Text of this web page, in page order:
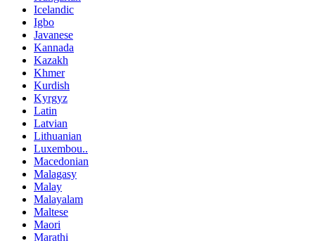
Icelandic
Igbo
Javanese
Kannada
Kazakh
Khmer
Kurdish
Kyrgyz
Latin
Latvian
Lithuanian
Luxembou..
Macedonian
Malagasy
Malay
Malayalam
Maltese
Maori
Marathi